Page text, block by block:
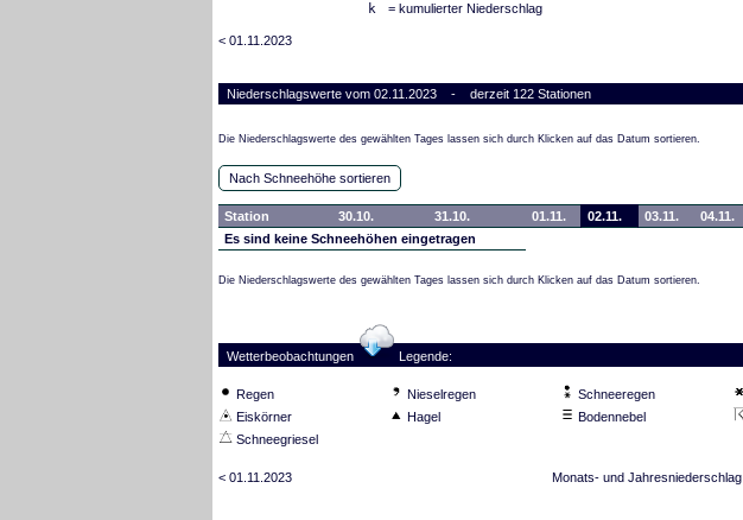
k = kumulierter Niederschlag
< 01.11.2023
Niederschlagswerte vom 02.11.2023 - derzeit 122 Stationen
Die Niederschlagswerte des gewählten Tages lassen sich durch Klicken auf das Datum sortieren.
Nach Schneehöhe sortieren
Station 30.10. 31.10. 01.11. 02.11. 03.11. 04.11.
Es sind keine Schneehöhen eingetragen
Die Niederschlagswerte des gewählten Tages lassen sich durch Klicken auf das Datum sortieren.
Wetterbeobachtungen Legende:
Regen Nieselregen Schneeregen
Eiskörner
Hagel Bodennebel
Schneegriesel
< 01.11.2023 Monats- und Jahresniederschlag